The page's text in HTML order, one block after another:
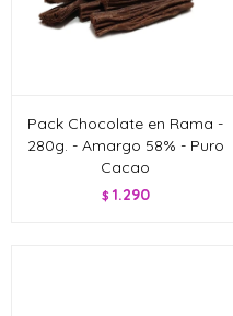
Pack Chocolate en Rama -
280g. - Amargo 58% - Puro
Cacao
$ 1.290